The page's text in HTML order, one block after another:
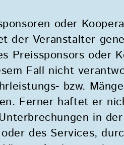
oder
der Veranstalter
Preissponsors oder
Fall nicht
bzw.
Ferner haftet er
in
des Services,